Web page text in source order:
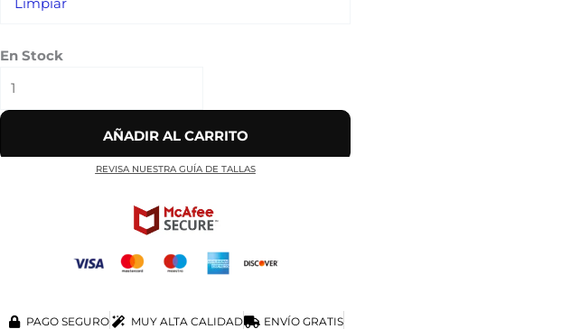
En Stock
AÑADIR AL CARRITO
REVISA NUESTRA GUÍA DE TALLAS
PAGO SEGURO MUY ALTA CALIDAD
ENVÍO GRATIS